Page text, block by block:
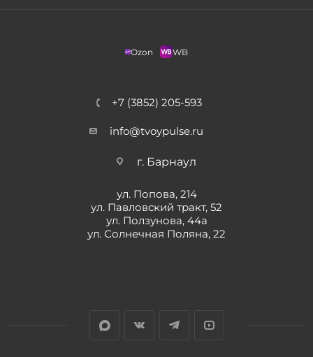
Ozon WB
+7 (3852) 205-593
info@tvoypulse.ru
г. Барнаул
ул. Попова, 214
ул. Павловский тракт, 52
ул. Ползунова, 44а
ул. Солнечная Поляна, 22